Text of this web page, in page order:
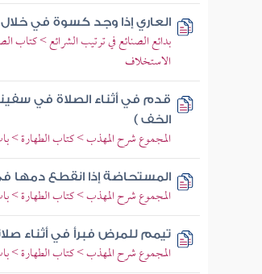
العاري إذا وجد كسوة في خلال
بدائع الصنائع في ترتيب الشرائع >
الاستخلاف
قدم في أثناء الصلاة في
الخف )
المجموع شرح المهذب > كتاب الطهارة >
المستحاضة إذا انقطع دمها في
المجموع شرح المهذب > كتاب الطهارة > باب
تيمم للمرض فبرأ في أثناء
المجموع شرح المهذب > كتاب الطهارة > باب